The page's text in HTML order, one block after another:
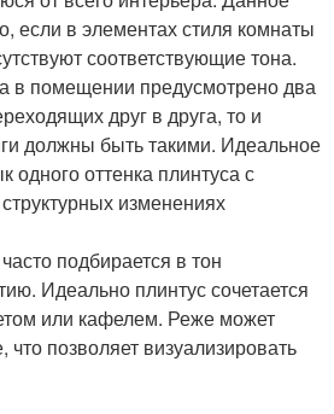
если в элементах стиля комнаты
соответствующие тона.
в помещении предусмотрено два
друг в друга, то и
должны быть такими. Идеальное
оттенка плинтуса с
изменениях
подбирается в тон
Идеально плинтус сочетается
или кафелем. Реже может
что позволяет визуализировать